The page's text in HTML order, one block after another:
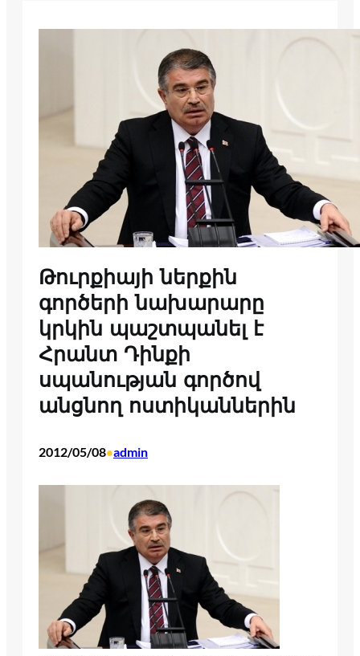
Թուրքիայի ներքին
գործերի նախարարը
կրկին պաշտպանել է
Հրանտ Դինքի
սպանության գործով
անցնող ոստիկաններին
2012/05/08•admin